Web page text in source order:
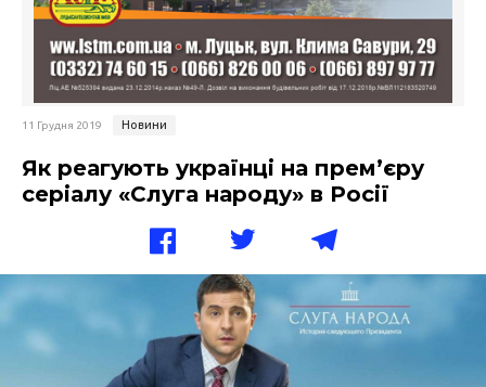
11 Грудня 2019 Новини
Як реагують українці на прем’єру
серіалу «Слуга народу» в Росії